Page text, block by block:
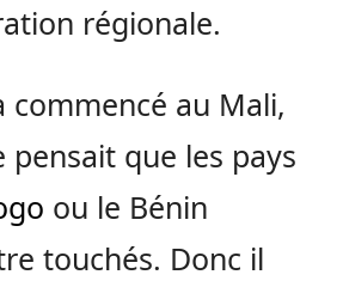
régionale.
commencé au Mali,
pensait que les pays
ou le Bénin
touchés. Donc il